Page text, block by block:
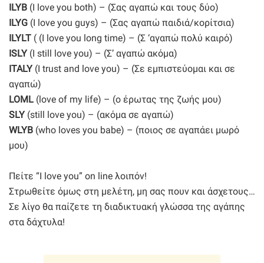
ILYB (I love you both) – (Σας αγαπώ και τους δύο)
ILYG (I love you guys) – (Σας αγαπώ παιδιά/κορίτσια)
ILYLT ( (I love you long time) – (Σ ‘αγαπώ πολύ καιρό)
ISLY (I still love you) – (Σ’ αγαπώ ακόμα)
ITALY (I trust and love you) – (Σε εμπιστεύομαι και σε
αγαπώ)
LOML (love of my life) – (ο έρωτας της ζωής μου)
SLY (still love you) – (ακόμα σε αγαπώ)
WLYB (who loves you babe) – (ποιος σε αγαπάει μωρό
μου)
Πείτε “I love you” on line λοιπόν!
Στρωθείτε όμως στη μελέτη, μη σας πουν και άσχετους…
Σε λίγο θα παίζετε τη διαδικτυακή γλώσσα της αγάπης
στα δάχτυλα!